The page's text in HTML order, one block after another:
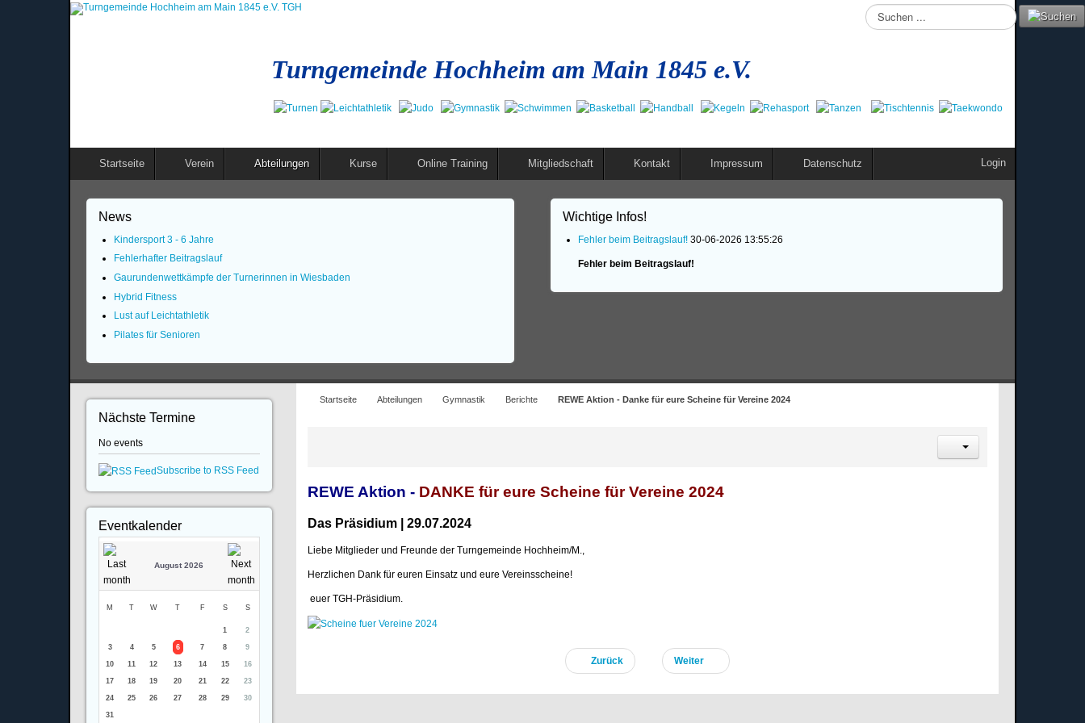
Suchen
...
Turngemeinde Hochheim am Main 1845 e.V.
Startseite Verein Abteilungen Kurse Online Training Mitgliedschaft Kontakt Impressum Datenschutz Login
News
Kindersport 3 - 6 Jahre
Fehlerhafter Beitragslauf
Gaurundenwettkämpfe der Turnerinnen in Wiesbaden
Hybrid Fitness
Lust auf Leichtathletik
Pilates für Senioren
Wichtige Infos!
Fehler beim Beitragslauf! 30-06-2026 13:55:26
Fehler beim Beitragslauf!
Startseite Abteilungen Gymnastik Berichte REWE Aktion - Danke für eure Scheine für Vereine 2024
REWE Aktion - DANKE für eure Scheine für Vereine 2024
Das Präsidium | 29.07.2024
Liebe Mitglieder und Freunde der Turngemeinde Hochheim/M.,
Herzlichen Dank für euren Einsatz und eure Vereinsscheine!
euer TGH-Präsidium.
Zurück Weiter
Nächste Termine
No events
Subscribe to RSS Feed
Eventkalender
August 2026
M T W T F S S
1 2
3 4 5 6 7 8 9
10 11 12 13 14 15 16
17 18 19 20 21 22 23
24 25 26 27 28 29 30
31